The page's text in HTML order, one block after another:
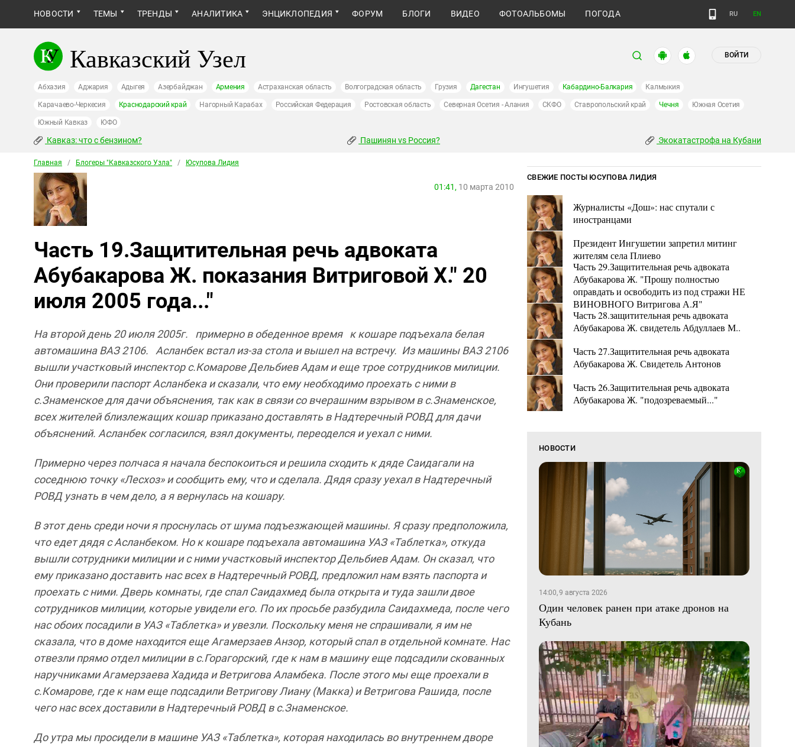
НОВОСТИ ТЕМЫ ТРЕНДЫ АНАЛИТИКА ЭНЦИКЛОПЕДИЯ ФОРУМ БЛОГИ ВИДЕО ФОТОАЛЬБОМЫ ПОГОДА RU EN
Кавказский Узел ВОЙТИ
Абхазия Аджария Адыгея Азербайджан Армения Астраханская область Волгоградская область Грузия Дагестан Ингушетия Кабардино-Балкария Калмыкия
Карачаево-Черкесия Краснодарский край Нагорный Карабах Российская Федерация Ростовская область Северная Осетия - Алания СКФО Ставропольский край Чечня Южная Осетия
Южный Кавказ ЮФО
Кавказ: что с бензином? Пашинян vs Россия? Экокатастрофа на Кубани
Главная / Блогеры "Кавказского Узла" / Юсупова Лидия
01:41, 10 марта 2010
Часть 19.Защитительная речь адвоката
Абубакарова Ж. показания Витриговой Х." 20
июля 2005 года..."
На второй день 20июля2005г. примерно в обеденное время ккошаре подъехала белая
автомашина ВАЗ2106. Асланбек встал из-за стола и вышел на встречу. Из машины ВАЗ2106
вышли участковый инспектор с.Комарове Дельбиев Адам и еще трое сотрудников милиции.
Они проверили паспорт Асланбека и сказали, что ему необходимо проехать с ними в
с.Знаменское для дачи объяснения, так как в связи со вчерашним взрывом в с.Знаменское,
всех жителей близлежащих кошар приказано доставлять вНадтеречный РОВД для дачи
объяснений. Асланбек согласился, взялдокументы, переоделся и уехал с ними.
Примерно через полчаса я начала беспокоиться и решила сходить к дяде Саидагали на
соседнюю точку «Лесхоз» и сообщить ему, что исделала. Дядя сразу уехал в Надтеречный
РОВД узнать в чем дело, а я вернулась на кошару.
В этот день среди ночи я проснулась от шума подъезжающеймашины. Я сразу предположила,
что едет дядя с Асланбеком. Но к кошаре подъехала автомашина УАЗ «Таблетка», откуда
вышли сотрудники милиции и с ними участковый инспектор Дельбиев Адам. Он сказал, что
ему приказано доставить нас всех в Надтеречный РОВД, предложил нам взять паспорта и
проехать с ними. Дверь комнаты, где спал Саидахмед была открыта и туда зашли двое
сотрудников милиции, которые увидели его. По их просьбе разбудила Саидахмеда, после чего
нас обоих посадили в УАЗ «Таблетка» и увезли. Поскольку меня не спрашивали, я им не
сказала, что в доменаходится еще Агамерзаев Анзор, который спал в отдельной комнате. Нас
отвезли прямо отдел милиции в с.Горагорский, где к нам вмашину еще подсадили скованных
наручниками Агамерзаева Хадидаи Ветригова Аламбека. После этого мы еще проехали в
с.Комарове, где к нам еще подсадили Ветригову Лиану(Макка)и Ветригова Рашида, после
чего нас всех доставили в Надтеречный РОВД вс.Знаменское.
До утра мы просидели в машине УАЗ «Таблетка», которая находилась во внутреннем дворе
СВЕЖИЕ ПОСТЫ ЮСУПОВА ЛИДИЯ
Журналисты «Дош»: нас спутали с
иностранцами
Президент Ингушетии запретил митинг
жителям села Плиево
Часть 29.Защитительная речь адвоката
Абубакарова Ж. "Прошу полностью
оправдать и освободить из под стражи НЕ
ВИНОВНОГО Витригова А.Я"
Часть 28.защитительная речь адвоката
Абубакарова Ж. свидетель Абдуллаев М..
Часть 27.Защитительная речь адвоката
Абубакарова Ж. Свидетель Антонов
Часть 26.Защитительная речь адвоката
Абубакарова Ж. "подозреваемый..."
НОВОСТИ
14:00, 9 августа 2026
Один человек ранен при атаке дронов на
Кубань